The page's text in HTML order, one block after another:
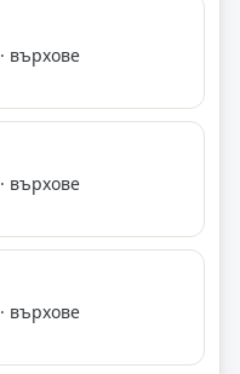
върхове
върхове
върхове